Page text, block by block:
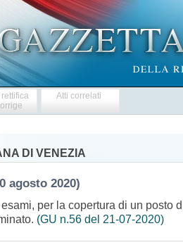
Atti correlati
DI VENEZIA
agosto 2020)
per la copertura di un posto
(GU n.56 del 21-07-2020)